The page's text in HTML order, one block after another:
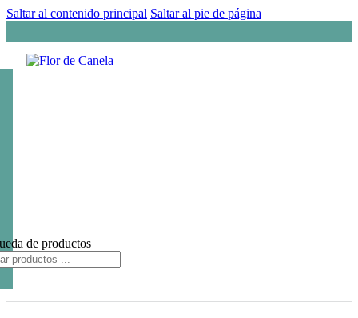
Saltar al contenido principal Saltar al pie de página
de productos